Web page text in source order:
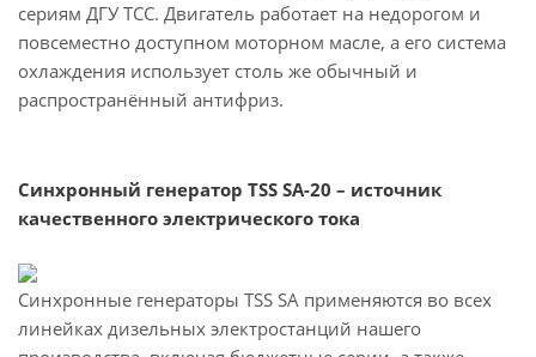
сериям ДГУ ТСС. Двигатель работает на недорогом и
повсеместно доступном моторном масле, а его система
охлаждения использует столь же обычный и
распространённый антифриз.
Синхронный генератор TSS SA-20 – источник
качественного электрического тока
Синхронные генераторы TSS SA применяются во всех
линейках дизельных электростанций нашего